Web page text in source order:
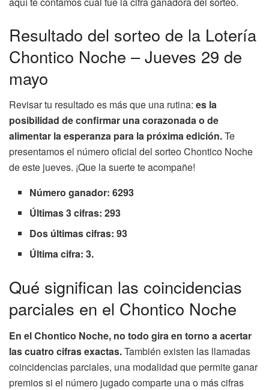
Resultado del sorteo de la Lotería
Chontico Noche – Jueves 29 de
mayo
Revisar tu resultado es más que una rutina: es la
posibilidad de confirmar una corazonada o de
alimentar la esperanza para la próxima edición.Te
presentamos el número oficial del sorteo Chontico Noche
de este jueves. ¡Que la suerte te acompañe!
Número ganador: 6293
Últimas 3 cifras: 293
Dos últimas cifras: 93
Última cifra: 3.
Qué significan las coincidencias
parciales en el Chontico Noche
En el Chontico Noche, no todo gira en torno a acertar
las cuatro cifras exactas.También existen las llamadas
coincidencias parciales, una modalidad que permite ganar
premios si el número jugado comparte una o más cifras